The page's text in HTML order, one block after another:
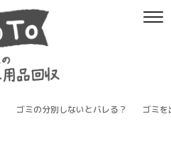
ゴミの分別しないとバレる？ ゴミ